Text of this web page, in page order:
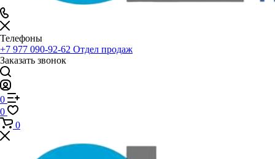
Телефоны
+7 977 090-92-62 Отдел продаж
Заказать звонок
0
0
0